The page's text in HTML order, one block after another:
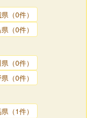
（0件）
（0件）
（0件）
（0件）
（1件）